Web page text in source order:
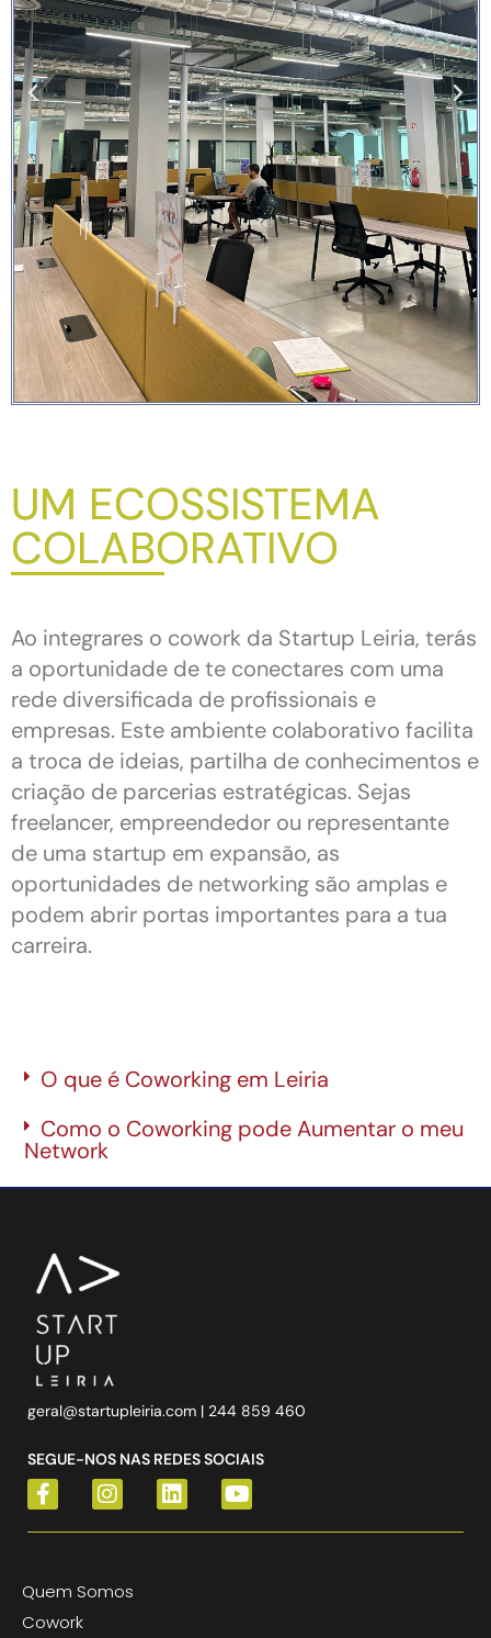
UM ECOSSISTEMA
COLABORATIVO
Ao integrares o cowork da Startup Leiria, terás
a oportunidade de te conectares com uma
rede diversificada de profissionais e
empresas. Este ambiente colaborativo facilita
a troca de ideias, partilha de conhecimentos e
criação de parcerias estratégicas. Sejas
freelancer, empreendedor ou representante
de uma startup em expansão, as
oportunidades de networking são amplas e
podem abrir portas importantes para a tua
carreira.
O que é Coworking em Leiria
Como o Coworking pode Aumentar o meu
Network
geral@startupleiria.com | 244 859 460
SEGUE-NOS NAS REDES SOCIAIS
Quem Somos
Cowork